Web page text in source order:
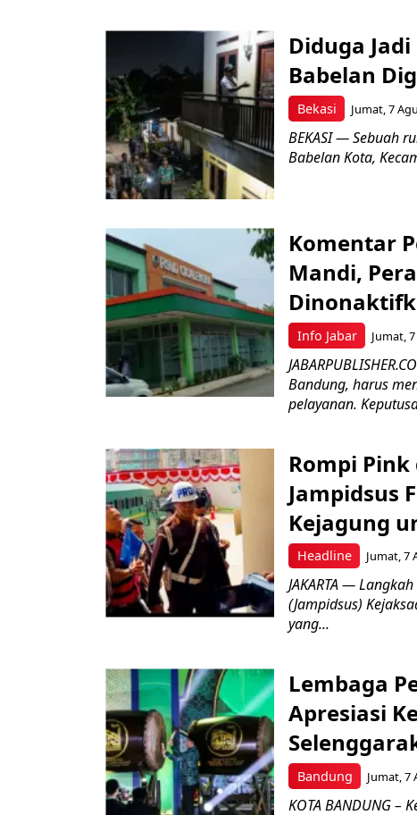
Bekasi
Diduga
Babelan
Jumat, 7
BEKASI — Sebuah
Babelan Kota,
Info Jabar
Komentar
Mandi,
Jumat,
Bandung, harus
pelayanan.
Headline
Rompi Pink
Jampidsus
Kejagung
Jumat, 7
JAKARTA —
(Jampidsus)
yang...
Bandung
Lembaga
Apresiasi
Jumat, 7
KOTA BANDUNG –